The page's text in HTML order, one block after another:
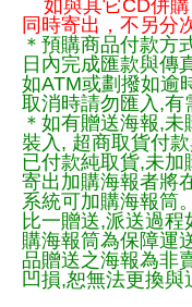
如與其它CD併購
同時寄出，不另分
＊預購商品付款方
日內完成匯款與傳
如ATM或劃撥如逾
取消時請勿匯入,有
＊如有贈送海報,
裝入, 超商取貨付
已付款純取貨,未
寄出加購海報者將
系統可加購海報筒
比一贈送,派送過
購海報筒為保障運
品贈送之海報為非
凹損,恕無法更換與